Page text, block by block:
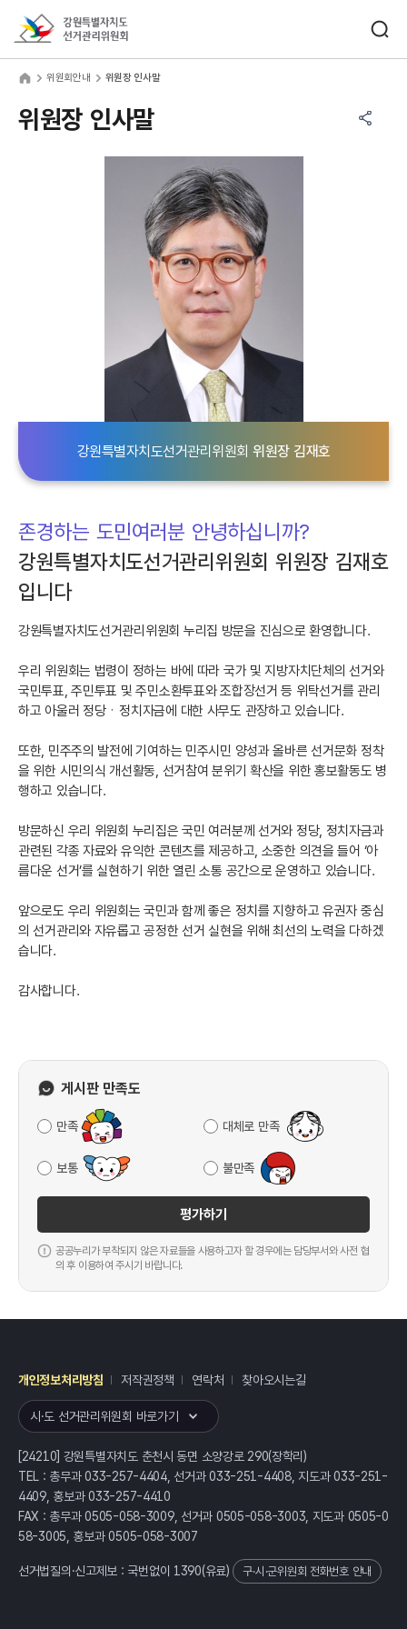
위원회안내 위원장 인사말
위원장 인사말
강원특별자치도선거관리위원회 위원장 김재호
존경하는 도민여러분 안녕하십니까?
강원특별자치도선거관리위원회 위원장 김재호
입니다
강원특별자치도선거관리위원회 누리집 방문을 진심으로 환영합니다.
우리 위원회는 법령이 정하는 바에 따라 국가 및 지방자치단체의 선거와
국민투표, 주민투표 및 주민소환투표와 조합장선거 등 위탁선거를 관리
하고 아울러 정당ㆍ정치자금에 대한 사무도 관장하고 있습니다.
또한, 민주주의 발전에 기여하는 민주시민 양성과 올바른 선거문화 정착
을 위한 시민의식 개선활동, 선거참여 분위기 확산을 위한 홍보활동도 병
행하고 있습니다.
방문하신 우리 위원회 누리집은 국민 여러분께 선거와 정당, 정치자금과
관련된 각종 자료와 유익한 콘텐츠를 제공하고, 소중한 의견을 들어 ‘아
름다운 선거’를 실현하기 위한 열린 소통 공간으로 운영하고 있습니다.
앞으로도 우리 위원회는 국민과 함께 좋은 정치를 지향하고 유권자 중심
의 선거관리와 자유롭고 공정한 선거 실현을 위해 최선의 노력을 다하겠
습니다.
감사합니다.
게시판 만족도
만족 대체로 만족
보통 불만족
평가하기
공공누리가 부착되지 않은 자료들을 사용하고자 할 경우에는 담당부서와 사전 협
의 후 이용하여 주시기 바랍니다.
개인정보처리방침 저작권정책 연락처 찾아오시는길
시·도 선거관리위원회 바로가기
[24210] 강원특별자치도 춘천시 동면 소양강로 290(장학리)
TEL : 총무과 033-257-4404, 선거과 033-251-4408, 지도과 033-251-
4409, 홍보과 033-257-4410
FAX : 총무과 0505-058-3009, 선거과 0505-058-3003, 지도과 0505-0
58-3005, 홍보과 0505-058-3007
선거법질의·신고제보 : 국번없이 1390(유료) 구·시·군위원회 전화번호 안내